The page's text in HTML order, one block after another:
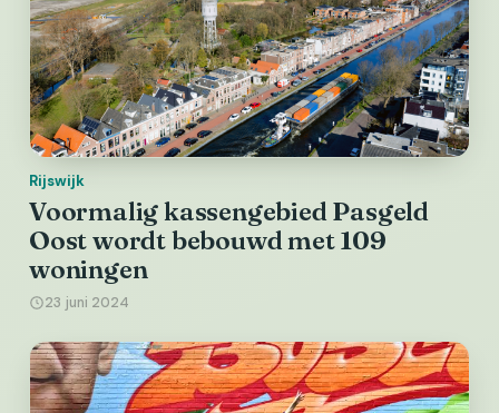
Rijswijk
Voormalig kassengebied Pasgeld
Oost wordt bebouwd met 109
woningen
23 juni 2024